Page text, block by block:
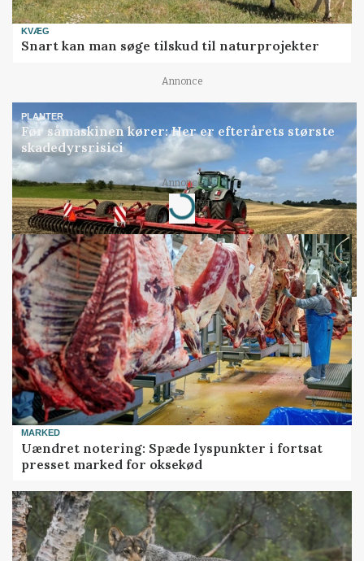
KVÆG
Snart kan man søge tilskud til naturprojekter
Annonce
PLANTER
Før såmaskinen kører: Her er efterårets største
skadedyrsrisici
Annonce
Loading...
MARKED
Uændret notering: Spæde lyspunkter i fortsat
presset marked for oksekød